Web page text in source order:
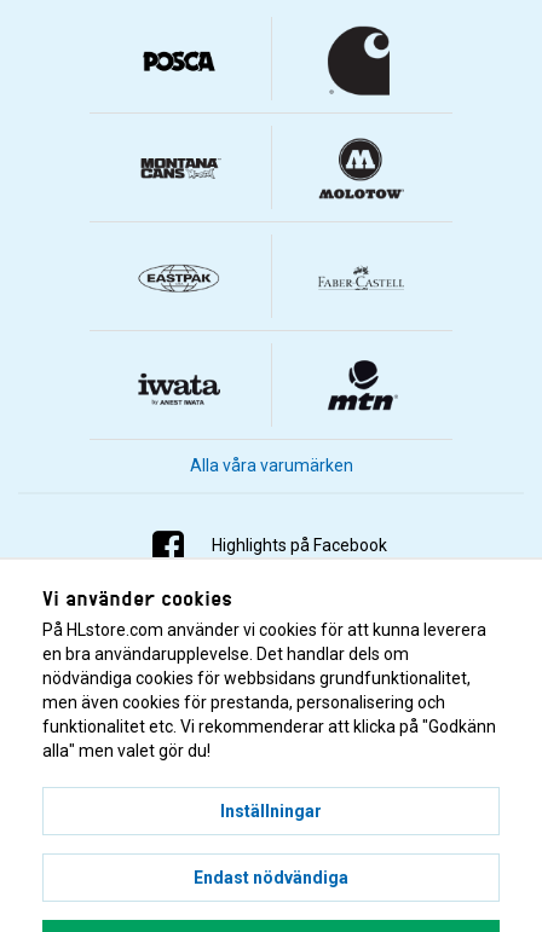
Alla våra varumärken
Highlights på Facebook
Highlights på Instagram
Highlights på Youtube
Highlights på Tiktok
© 2001–2026 Highlights/KR Distribution AB.
Vi använder cookies
På HLstore.com använder vi cookies för att kunna leverera
en bra användarupplevelse. Det handlar dels om
nödvändiga cookies för webbsidans grundfunktionalitet,
men även cookies för prestanda, personalisering och
funktionalitet etc. Vi rekommenderar att klicka på "Godkänn
alla" men valet gör du!
Inställningar
Endast nödvändiga